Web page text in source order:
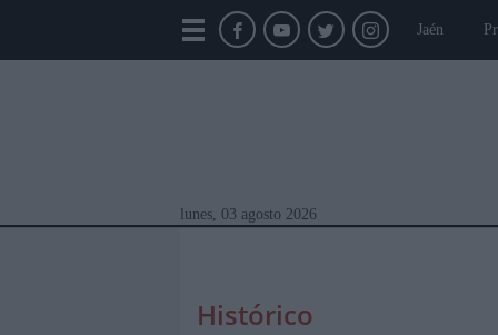
Jaén
lunes, 03 agosto 2026
Histórico